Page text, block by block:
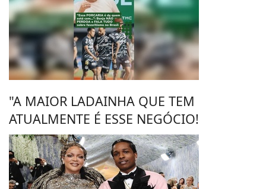
"A MAIOR LADAINHA QUE TEM
ATUALMENTE É ESSE NEGÓCIO!